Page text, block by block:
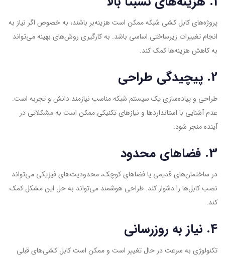
پروژه‌های کابل کشی شبکه ممکن است هزینه‌بر باشند، به خصوص اگر نیاز به
انجام تغییرات زیرساختی اساسی باشد. به کارگیری روش‌های بهینه می‌تواند
به کاهش هزینه‌ها کمک کند.
2. پیچیدگی طراحی
طراحی و پیاده‌سازی یک سیستم شبکه مناسب نیازمند دانش و تجربه است.
عدم آشنایی با استانداردها و نیازهای تکنیکی ممکن است به مشکلاتی در
آینده منجر شود.
3. فضاهای محدود
در ساختمان‌های قدیمی یا فضاهای کوچک، محدودیت‌های فیزیکی می‌تواند
نصب کابل‌ها را دشوار کند. طراحی هوشمند می‌تواند به حل این مشکل کمک
کند.
4. نیاز به روزرسانی
تکنولوژی به سرعت در حال تغییر است و ممکن است کابل کشی‌های قبلی